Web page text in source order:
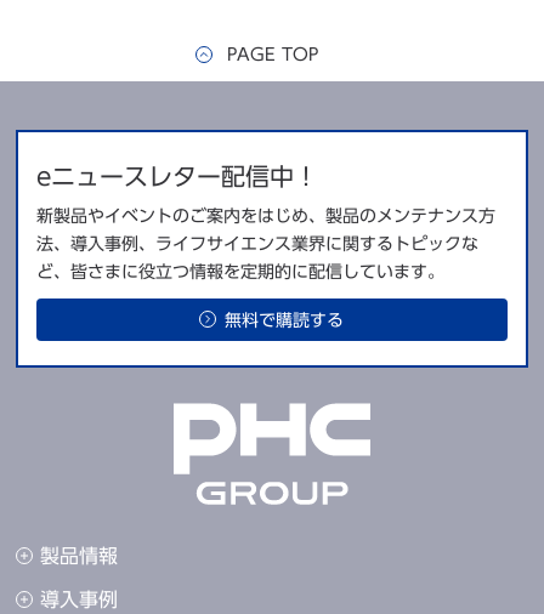
PAGE TOP
製品情報
導入事例
eニュースレター配信中！
新製品やイベントのご案内をはじめ、製品のメンテナンス方
法、導入事例、ライフサイエンス業界に関するトピックな
ど、皆さまに役立つ情報を定期的に配信しています。
無料で購読する